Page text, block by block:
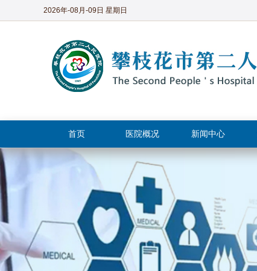
2026年-08月-09日 星期日
首页 医院概况 新闻中心